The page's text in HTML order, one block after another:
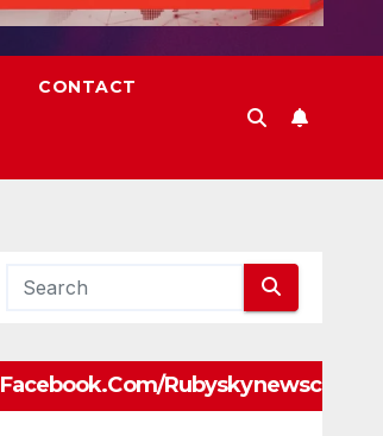
CONTACT
Facebook.com/rubyskynewscom